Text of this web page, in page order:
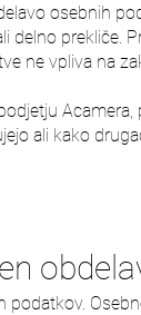
osebnih
prekliče.
ne vpliva na
ali kako